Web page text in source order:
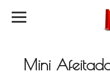
Mini